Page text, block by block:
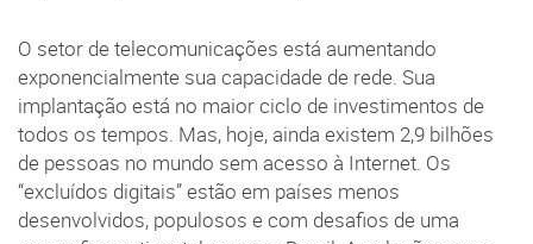
O setor de telecomunicações está aumentando
exponencialmente sua capacidade de rede. Sua
implantação está no maior ciclo de investimentos de
todos os tempos. Mas, hoje, ainda existem 2,9 bilhões
de pessoas no mundo sem acesso à Internet. Os
“excluídos digitais” estão em países menos
desenvolvidos, populosos e com desafios de uma